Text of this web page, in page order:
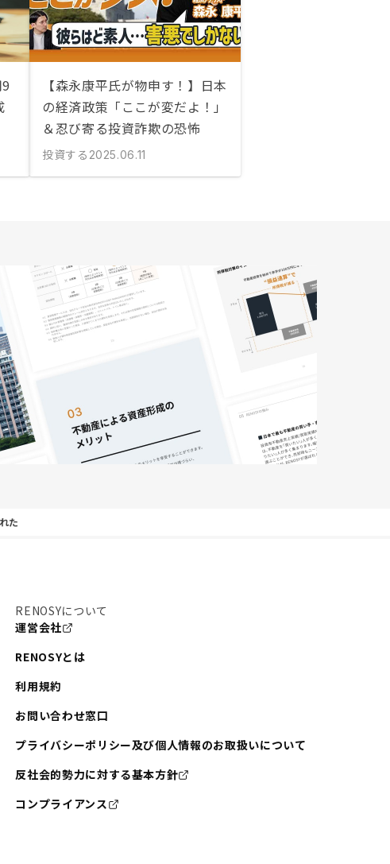
【森永康平氏が物申す！】日本
の経済政策「ここが変だよ！」
＆忍び寄る投資詐欺の恐怖
投資する 2025.06.11
た
RENOSYについて
運営会社
RENOSYとは
利用規約
お問い合わせ窓口
プライバシーポリシー及び個人情報のお取扱いについて
反社会的勢力に対する基本方針
コンプライアンス